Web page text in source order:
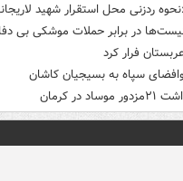
ردزنی محل استقرار شهید
در برابر حملات موشکی بی
فرار کرد
سپاه به بسیجیان کاشان
در کرمان